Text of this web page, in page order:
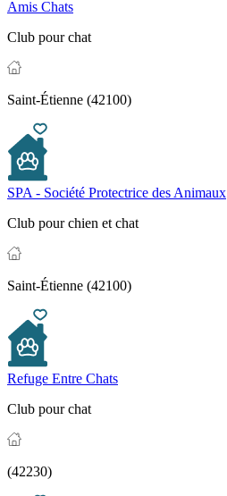
Amis Chats
Club pour chat
Saint-Étienne (42100)
SPA - Société Protectrice des Animaux
Club pour chien et chat
Saint-Étienne (42100)
Refuge Entre Chats
Club pour chat
(42230)